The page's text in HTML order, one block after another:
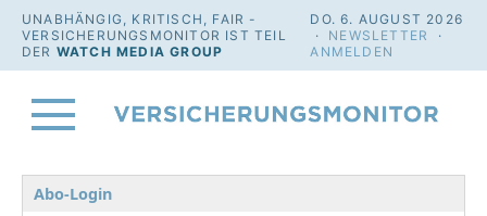
UNABHÄNGIG, KRITISCH, FAIR -
VERSICHERUNGSMONITOR IST TEIL
DER WATCH MEDIA GROUP
DO. 6. AUGUST 2026
· NEWSLETTER
·
ANMELDEN
Abo-Login